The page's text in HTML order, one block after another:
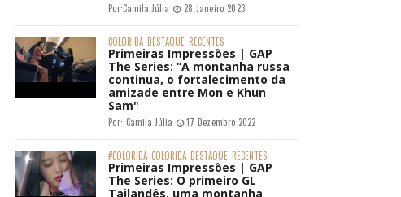
Por:Camila Júlia 28 Janeiro 2023
COLORIDA DESTAQUE RECENTES
Primeiras Impressões | GAP
The Series: “A montanha russa
continua, o fortalecimento da
amizade entre Mon e Khun
Sam"
Por: Camila Júlia 17 Dezembro 2022
#COLORIDA COLORIDA DESTAQUE RECENTES
Primeiras Impressões | GAP
The Series: O primeiro GL
Tailandês, uma montanha